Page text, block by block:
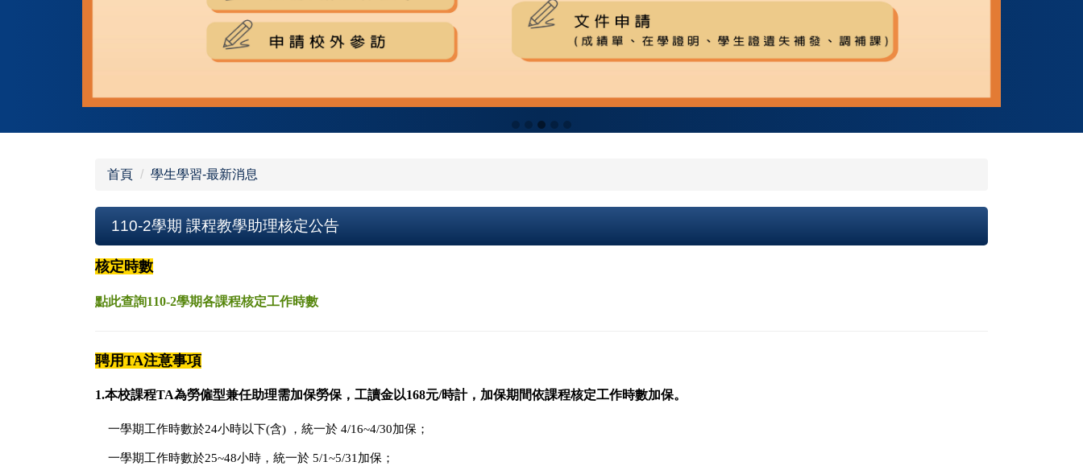
首頁 學生學習-最新消息
110-2學期 課程教學助理核定公告
核定時數
點此查詢110-2學期各課程核定工作時數
聘用TA注意事項
1.本校課程TA為勞僱型兼任助理需加保勞保， 工讀金以168元/時計，加保期間依課程核定工作時數加保。
一學期工作時數於24小時以下(含) ，統一於 4/16~4/30加保；
一學期工作時數於25~48小時，統一於 5/1~5/31加保；